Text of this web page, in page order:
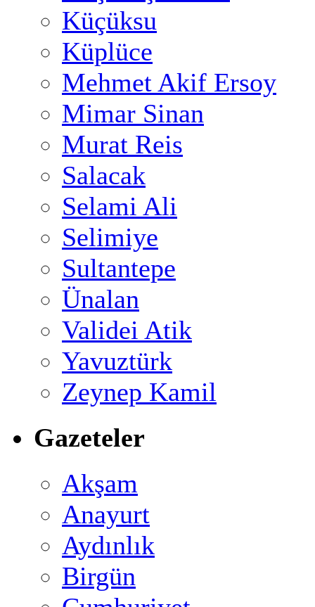
Küçüksu
Küplüce
Mehmet Akif Ersoy
Mimar Sinan
Murat Reis
Salacak
Selami Ali
Selimiye
Sultantepe
Ünalan
Validei Atik
Yavuztürk
Zeynep Kamil
Gazeteler
Akşam
Anayurt
Aydınlık
Birgün